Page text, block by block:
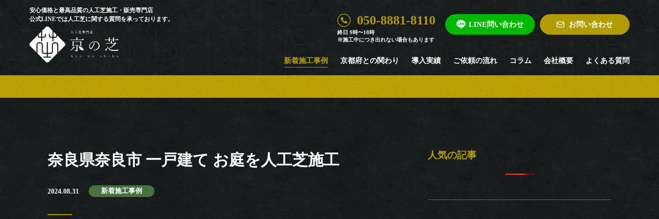
安心価格と最高品質の人工芝施工・販売専門店
公式LINEでは人工芝に関する質問を承っております。
新着施工事例 京都府との関わり 導入実績 ご依頼の流れ コラム 会社概要 よくある質問
050-8881-8110
終日 9時〜18時
※施工中につき出れない場合もあります
LINE問い合わせ お問い合わせ
Case
新着施工事例
奈良県奈良市 一戸建て お庭を人工芝施工
2024.08.31 新着施工事例
人気の記事